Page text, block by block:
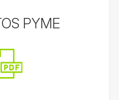
PYME